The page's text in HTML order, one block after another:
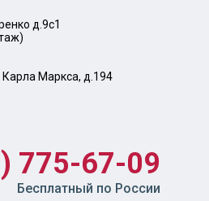
д.9с1
Карла Маркса, д.194
775-67-09
Бесплатный по России